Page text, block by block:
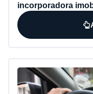
incorporadora